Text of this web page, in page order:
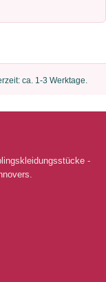
ca. 1-3 Werktage.
-